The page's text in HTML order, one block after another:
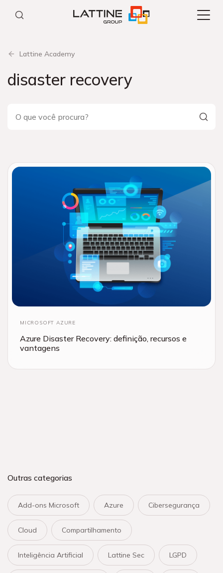
Lattine Academy
disaster recovery
MICROSOFT AZURE
Azure Disaster Recovery: definição, recursos e
vantagens
Outras categorias
Add-ons Microsoft Azure Cibersegurança
Cloud Compartilhamento
Inteligência Artificial Lattine Sec LGPD